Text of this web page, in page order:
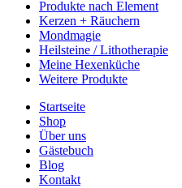
Produkte nach Element
Kerzen + Räuchern
Mondmagie
Heilsteine / Lithotherapie
Meine Hexenküche
Weitere Produkte
Startseite
Shop
Über uns
Gästebuch
Blog
Kontakt